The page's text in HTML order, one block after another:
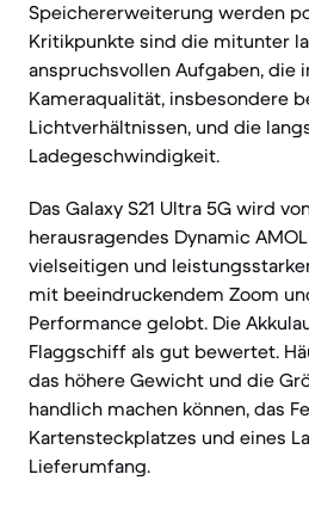
Speichererweiterung werden
Kritikpunkte sind die mitunter
anspruchsvollen Aufgaben, die
Kameraqualität, insbesondere
Lichtverhältnissen, und die
Ladegeschwindigkeit.
Das Galaxy S21 Ultra 5G wird
herausragendes Dynamic
vielseitigen und
mit beeindruckendem Zoom
Performance gelobt. Die
Flaggschiff als gut bewertet.
das höhere Gewicht und die
handlich machen können, das
Kartensteckplatzes und eines
Lieferumfang.